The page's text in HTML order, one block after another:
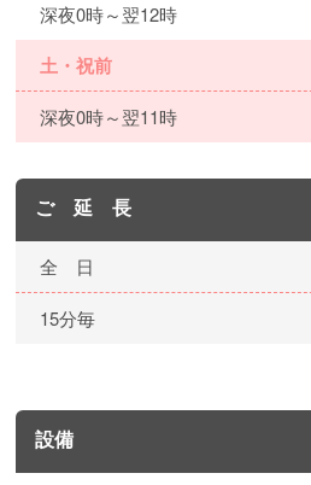
深夜0時～翌12時
土・祝前
深夜0時～翌11時
ご 延 長
全 日
15分毎
設備